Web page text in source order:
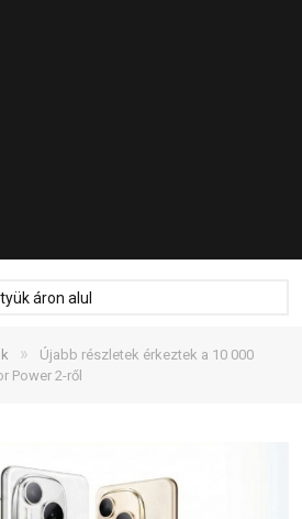
áron alul
»
Újabb részletek érkeztek a 10 000
Power 2-ről